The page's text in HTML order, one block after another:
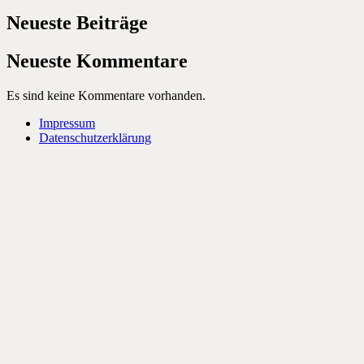
Neueste Beiträge
Neueste Kommentare
Es sind keine Kommentare vorhanden.
Impressum
Datenschutzerklärung